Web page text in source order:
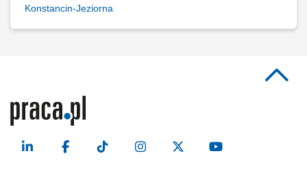
Konstancin-Jeziorna